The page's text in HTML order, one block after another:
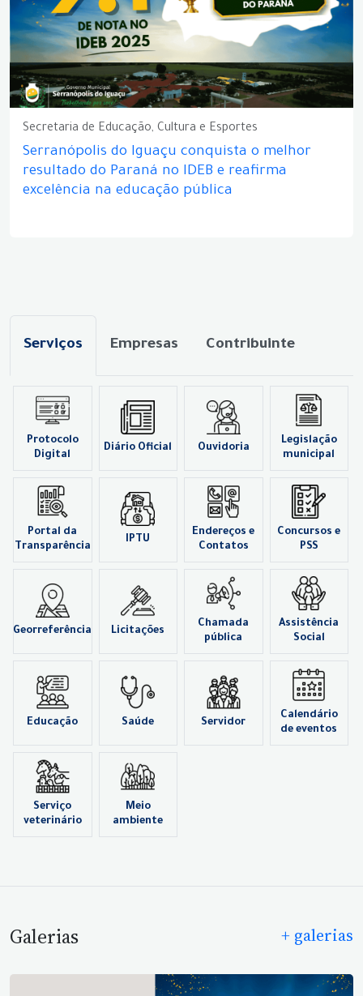
Secretaria de Educação, Cultura e Esportes
Serranópolis do Iguaçu conquista o melhor
resultado do Paraná no IDEB e reafirma
excelência na educação pública
Serviços Empresas Contribuinte
Protocolo
Digital
Diário Oficial Ouvidoria
Legislação
municipal
Portal da
Transparência
IPTU
Endereços e
Contatos
Concursos e
PSS
Georreferência Licitações
Chamada
pública
Assistência
Social
Educação Saúde Servidor
Calendário
de eventos
Serviço
veterinário
Meio
ambiente
Galerias + galerias